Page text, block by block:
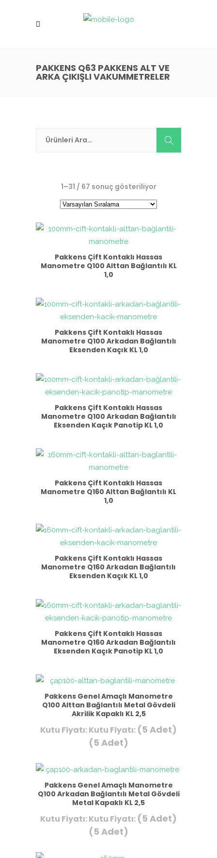
PAKKENS Q63 PAKKENS ALT VE
ARKA ÇIKIŞLI VAKUMMETRELER
1–31 / 67 sonuç gösteriliyor
Pakkens Çift Kontaklı Hassas
Manometre Q100 Alttan Bağlantılı KL
1,0
Pakkens Çift Kontaklı Hassas
Manometre Q100 Arkadan Bağlantılı
Eksenden Kaçık KL 1,0
Pakkens Çift Kontaklı Hassas
Manometre Q100 Arkadan Bağlantılı
Eksenden Kaçık Panotip KL 1,0
Pakkens Çift Kontaklı Hassas
Manometre Q160 Alttan Bağlantılı KL
1,0
Pakkens Çift Kontaklı Hassas
Manometre Q160 Arkadan Bağlantılı
Eksenden Kaçık KL 1,0
Pakkens Çift Kontaklı Hassas
Manometre Q160 Arkadan Bağlantılı
Eksenden Kaçık Panotip KL 1,0
Pakkens Genel Amaçlı Manometre
Q100 Alttan Bağlantılı Metal Gövdeli
Akrilik Kapaklı KL 2,5
Kutu Fiyatı:Kutu Fiyatı: (5 Adet)
(5 Adet)
Pakkens Genel Amaçlı Manometre
Q100 Arkadan Bağlantılı Metal Gövdeli
Metal Kapaklı KL 2,5
Kutu Fiyatı:Kutu Fiyatı: (5 Adet)
(5 Adet)